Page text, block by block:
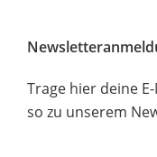
Trage hier deine
so zu unserem